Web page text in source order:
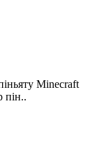
Minecraft
пін..